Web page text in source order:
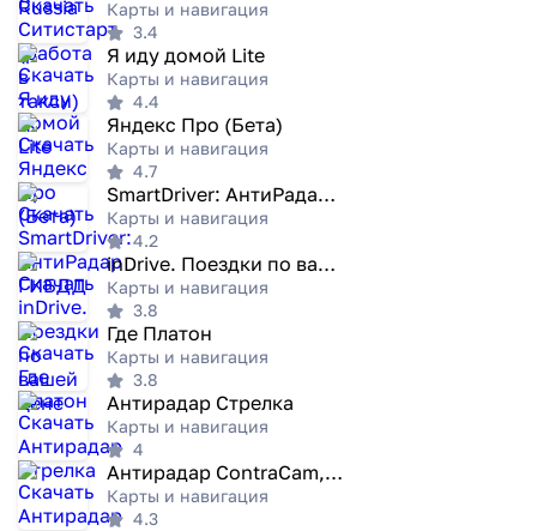
Карты и навигация
3.4
Я иду домой Lite
Карты и навигация
4.4
Яндекс Про (Бета)
Карты и навигация
4.7
SmartDriver: АнтиРадар ГИБДД
Карты и навигация
4.2
inDrive. Поездки по вашей цене
Карты и навигация
3.8
Где Платон
Карты и навигация
3.8
Антирадар Стрелка
Карты и навигация
4
Антирадар ContraCam, Радар ДПС
Карты и навигация
4.3